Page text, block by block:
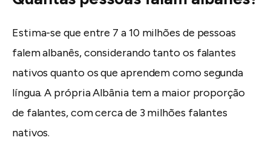
Estima-se que entre 7 a 10 milhões de pessoas
falem albanês, considerando tanto os falantes
nativos quanto os que aprendem como segunda
língua. A própria Albânia tem a maior proporção
de falantes, com cerca de 3 milhões falantes
nativos.